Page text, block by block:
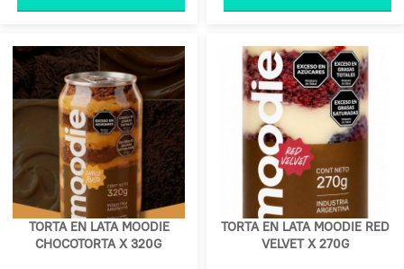
TORTA EN LATA MOODIE
CHOCOTORTA X 320G
TORTA EN LATA MOODIE RED
VELVET X 270G